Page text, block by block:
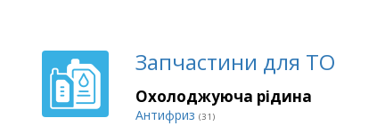
Запчастини для ТО
Охолоджуюча рідина
Антифриз (31)